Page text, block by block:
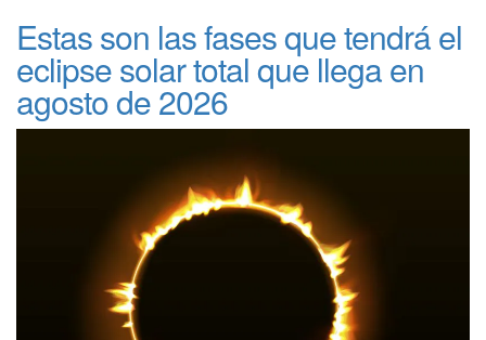
Estas son las fases que tendrá el
eclipse solar total que llega en
agosto de 2026